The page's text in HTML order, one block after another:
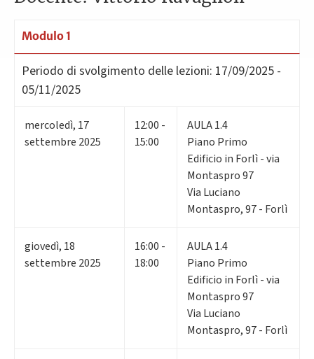
Modulo 1
Periodo di svolgimento delle lezioni: 17/09/2025 -
05/11/2025
mercoledì, 17
settembre 2025
12:00 -
15:00
AULA 1.4
Piano Primo
Edificio in Forlì - via
Montaspro 97
Via Luciano
Montaspro, 97 - Forlì
giovedì, 18
settembre 2025
16:00 -
18:00
AULA 1.4
Piano Primo
Edificio in Forlì - via
Montaspro 97
Via Luciano
Montaspro, 97 - Forlì